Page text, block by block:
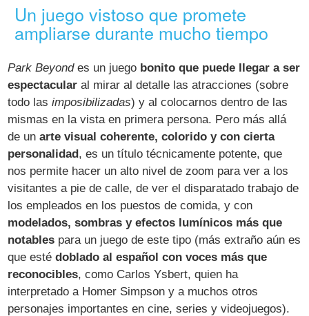
Un juego vistoso que promete
ampliarse durante mucho tiempo
Park Beyondes un juego bonito que puede llegar a ser
espectacular al mirar al detalle las atracciones (sobre
todo lasimposibilizadas) y al colocarnos dentro de las
mismas en la vista en primera persona. Pero más allá
de unarte visual coherente, colorido y con cierta
personalidad, es un título técnicamente potente, que
nos permite hacer un alto nivel de zoom para ver a los
visitantes a pie de calle, de ver el disparatado trabajo de
los empleados en los puestos de comida, y con
modelados, sombras y efectos lumínicos más que
notables para un juego de este tipo (más extraño aún es
que estédoblado al español con voces más que
reconocibles, como Carlos Ysbert, quien ha
interpretado a Homer Simpson y a muchos otros
personajes importantes en cine, series y videojuegos).